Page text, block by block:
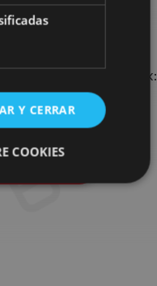
planak eta iradokizunak:
agendaren ekitaldi
Y CERRAR
COOKIES